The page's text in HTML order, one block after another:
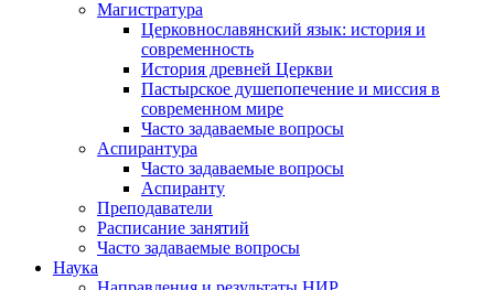
Магистратура
Церковнославянский язык: история и
современность
История древней Церкви
Пастырское душепопечение и миссия в
современном мире
Часто задаваемые вопросы
Аспирантура
Часто задаваемые вопросы
Аспиранту
Преподаватели
Расписание занятий
Часто задаваемые вопросы
Наука